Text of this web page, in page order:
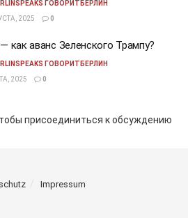
ГОВОРИТБЕРЛИН
2025
0
как аванс Зеленского Трампу?
ГОВОРИТБЕРЛИН
2025
0
присоединиться к обсуждению
Impressum